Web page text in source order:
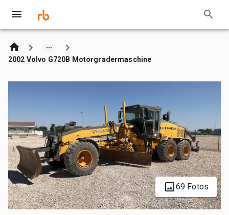
2002 Volvo G720B Motorgradermaschine
69 Fotos